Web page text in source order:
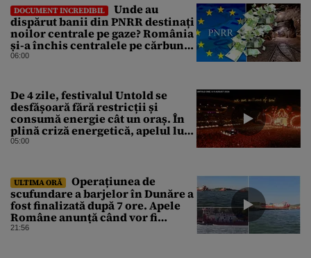
DOCUMENT INCREDIBIL
Unde au
dispărut banii din PNRR destinați
noilor centrale pe gaze? România
și-a închis centralele pe cărbune
în ritm galopant, dar nu a pus
06:00
De 4 zile, festivalul Untold se
desfășoară fără restricții și
consumă energie cât un oraș. În
plină criză energetică, apelul lui
Bolojan de economisire a
partid, Emil Boc
05:00
ULTIMA ORĂ
Operațiunea de
scufundare a barjelor în Dunăre a
fost finalizată după 7 ore. Apele
Române anunță când vor fi
simțite efectele
21:56